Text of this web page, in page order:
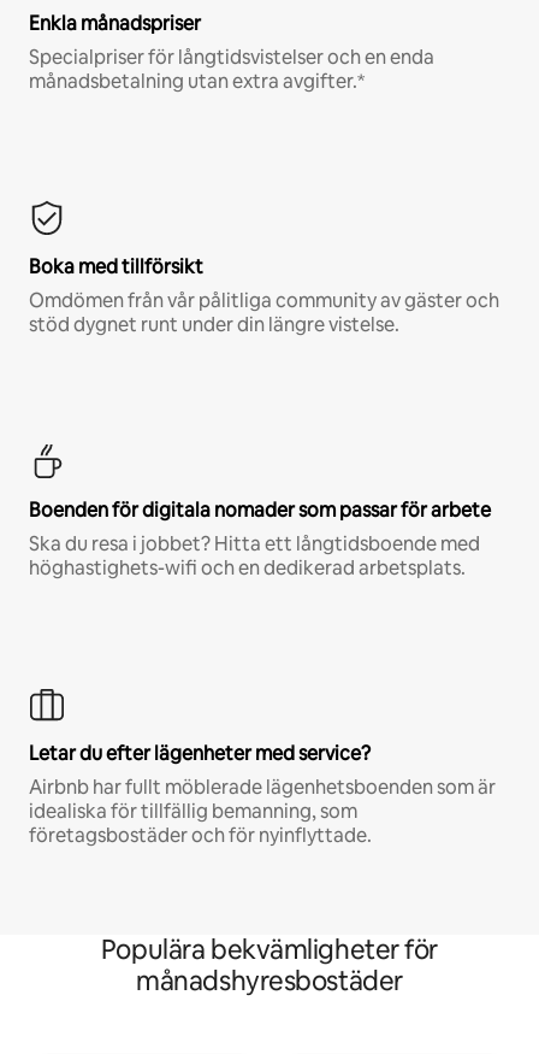
Enkla månadspriser
Specialpriser för långtidsvistelser och en enda
månadsbetalning utan extra avgifter.*
Boka med tillförsikt
Omdömen från vår pålitliga community av gäster och
stöd dygnet runt under din längre vistelse.
Boenden för digitala nomader som passar för arbete
Ska du resa i jobbet? Hitta ett långtidsboende med
höghastighets-wifi och en dedikerad arbetsplats.
Letar du efter lägenheter med service?
Airbnb har fullt möblerade lägenhetsboenden som är
idealiska för tillfällig bemanning, som
företagsbostäder och för nyinflyttade.
Populära bekvämligheter för
månadshyresbostäder